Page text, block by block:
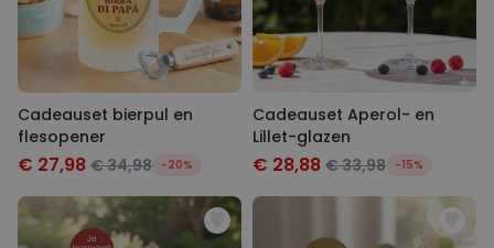
Cadeauset bierpul en
flesopener
€ 27,98 € 34,98 -20%
Cadeauset Aperol- en
Lillet-glazen
€ 28,88 € 33,98 -15%